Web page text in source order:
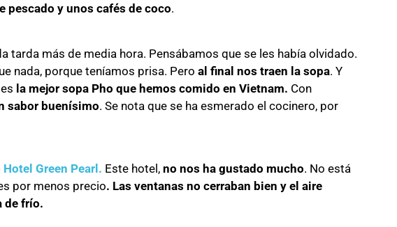
pescado y unos cafés de coco.
tarda más de media hora. Pensábamos que se les había olvidado.
nada, porque teníamos prisa. Pero al final nos traen la sopa. Y
la mejor sopa Pho que hemos comido en Vietnam. Con
sabor buenísimo. Se nota que se ha esmerado el cocinero, por
Hotel Green Pearl. Este hotel, no nos ha gustado mucho. No está
por menos precio. Las ventanas no cerraban bien y el aire
de frío.